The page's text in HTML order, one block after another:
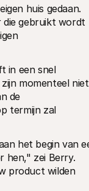
huis gedaan.
die gebruikt wordt
in een snel
momenteel niet
de
termijn zal
het begin van
hen," zei Berry.
product wilden